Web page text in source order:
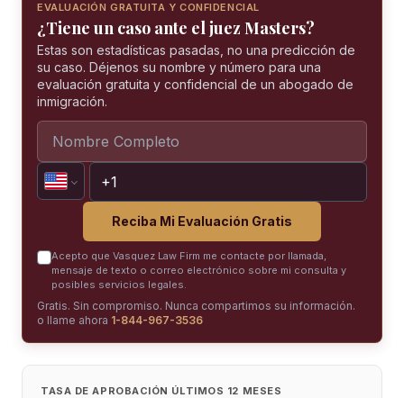
EVALUACIÓN GRATUITA Y CONFIDENCIAL
¿Tiene un caso ante el juez Masters?
Estas son estadísticas pasadas, no una predicción de
su caso. Déjenos su nombre y número para una
evaluación gratuita y confidencial de un abogado de
inmigración.
Reciba Mi Evaluación Gratis
Acepto que Vasquez Law Firm me contacte por llamada,
mensaje de texto o correo electrónico sobre mi consulta y
posibles servicios legales.
Gratis. Sin compromiso. Nunca compartimos su información.
o llame ahora 1-844-967-3536
TASA DE APROBACIÓN ÚLTIMOS 12 MESES